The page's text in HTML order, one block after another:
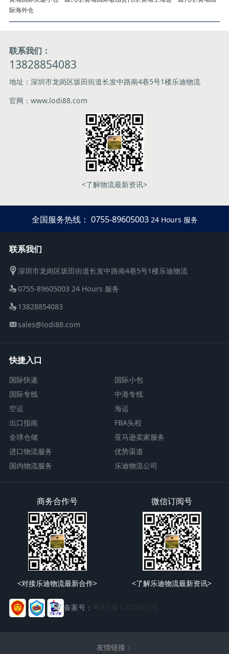
际海外仓
联系我们：
13828854083
地址：深圳市龙岗区坂田街道长发中路南4巷5号1楼乐迪物流
官网：www.lodi88.com
<了解物流最新资讯>
全国服务热线： 0755-89605003 24 Hours 服务
联系我们
深圳市龙岗区坂田街道长发中路南4巷5号1楼乐迪物流
0755-89605003 24 Hours 服务
13828854083
sales@lodi88.com
快捷入口
国际快递
国际小包
国际专线
中港专线
空运
海运
出口指南
FBA头程
全球仓储
亚马逊卖家服务
进口物流服务
优势渠道
国内物流服务
乐迪物流公司
商务合作号
<对接乐迪物流最新合作>
微信订阅号
<了解乐迪物流最新资讯>
备案号： 粤ICP备17076432号
友情链接：